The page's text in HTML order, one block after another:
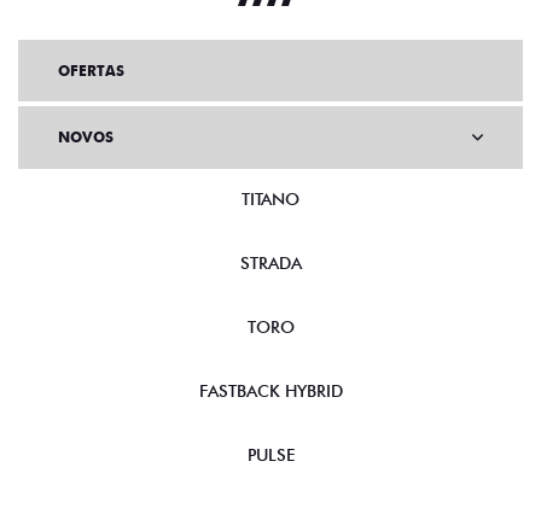
OFERTAS
NOVOS
TITANO
STRADA
TORO
FASTBACK HYBRID
PULSE